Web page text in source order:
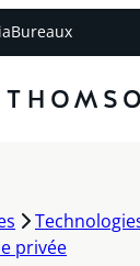
Bureaux
privée